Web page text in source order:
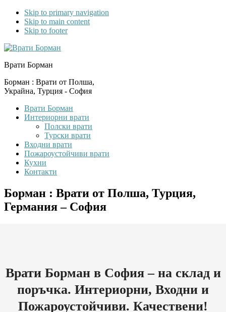
Skip to primary navigation
Skip to main content
Skip to footer
Врати Борман
Борман : Врати от Полша,
Украйна, Турция - София
Врати Борман
Интериорни врати
Полски врати
Турски врати
Входни врати
Пожароустойчиви врати
Кухни
Контакти
Борман : Врати от Полша, Турция,
Германия – София
Врати Борман в София – на склад и
поръчка. Интериорни, Входни и
Пожароустойчиви. Качествени!